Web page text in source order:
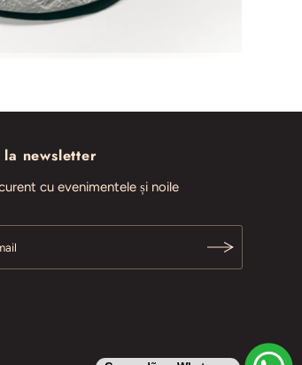
newsletter
cu evenimentele și noile